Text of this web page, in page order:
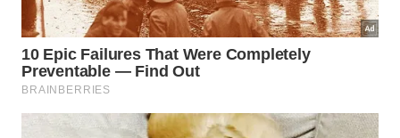
Para obter excelente efeito decorativo diferenciado,
da peça de madeira antiga. Esse produto especial